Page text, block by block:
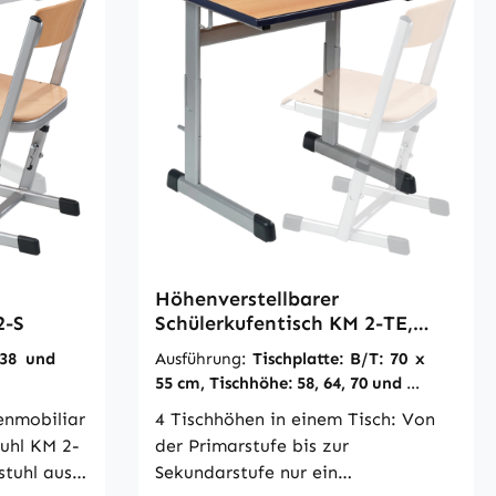
S
und
KM 2-
aus
Höhenverstellbarer
Schülerkufentisch KM 2-TE,
einsitzig
Ausführung: Tischplatte: B/T: 70 x
55 cm, Tischhöhe: 58, 64, 70 und 76
4 Tischhöhen in einem Tisch: Von
der Primarstufe bis zur
Sekundarstufe nur ein